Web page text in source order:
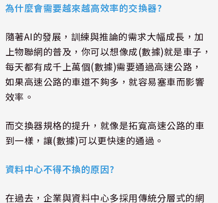
為什麼會需要越來越高效率的交換器?
隨著AI的發展，訓練與推論的需求大幅成長，加
上物聯網的普及，你可以想像成(數據)就是車子，
每天都有成千上萬個(數據)需要通過高速公路，
如果高速公路的車道不夠多，就容易塞車而影響
效率。
而交換器規格的提升，就像是拓寬高速公路的車
到一樣，讓(數據)可以更快速的通過。
資料中心不得不換的原因?
在過去，企業與資料中心多採用傳統分層式的網